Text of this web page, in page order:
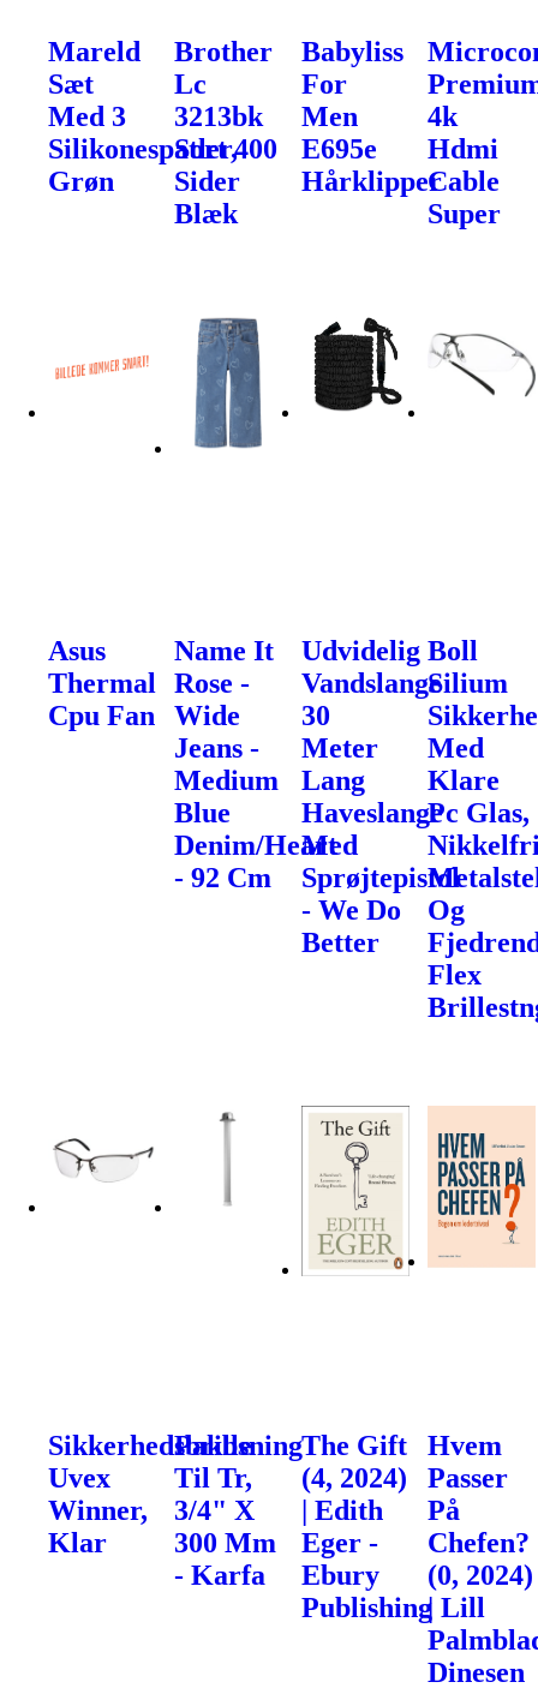
Mareld
Sæt
Med 3
Silikonespatler,
Grøn
Brother
Lc
3213bk
Sort 400
Sider
Blæk
Babyliss
For
Men
E695e
Hårklipper
4k
Hdmi
Cable
Super
Asus
Thermal
Cpu Fan
Name It
Rose -
Wide
Jeans -
Medium
Blue
Denim/Heart
- 92 Cm
Udvidelig
Vandslange
30
Meter
Lang
Haveslange
Med
Sprøjtepistol
- We Do
Better
Boll
Silium
Med
Klare
Pc Glas,
Og
Flex
Sikkerhedsbrille
Uvex
Winner,
Klar
Pakbsning
Til Tr,
3/4" X
300 Mm
- Karfa
The Gift
(4, 2024)
| Edith
Eger -
Ebury
Publishing
Hvem
Passer
På
Chefen?
(0, 2024)
| Lill
Dinesen